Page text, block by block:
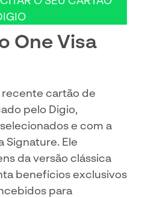
One Visa
recente cartão de
pelo Digio,
e com a
Signature. Ele
da versão clássica
benefícios exclusivos
para